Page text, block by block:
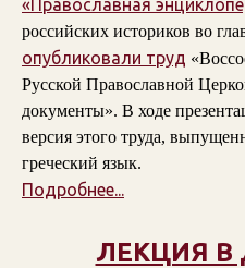
«Православная
российских историков во
опубликовали труд
Русской Православной
документы». В ходе
версия этого труда,
греческий язык.
Подробнее...
ЛЕКЦИЯ В